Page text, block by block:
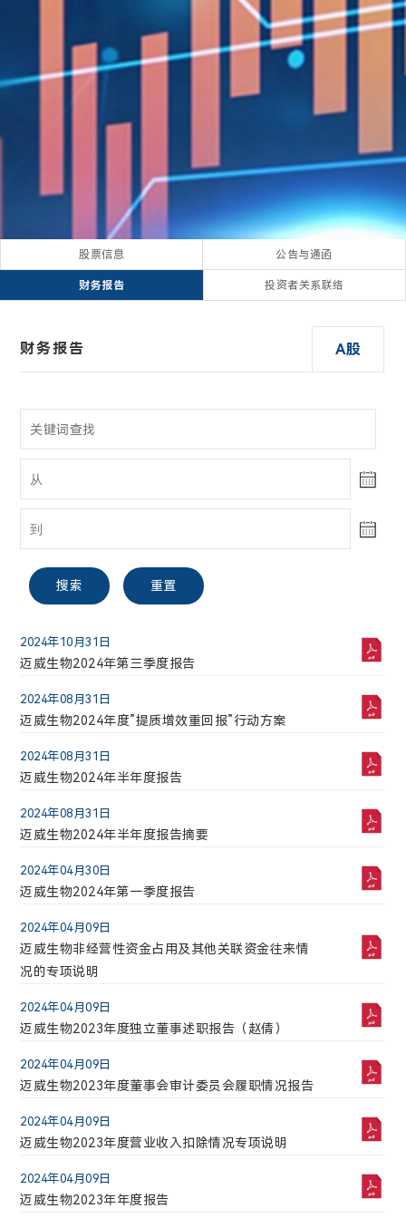
股票信息 公告与通函
财务报告 投资者关系联络
股票信息
迈威生物【688062】
30.51
最高
30.64
141101.7
2026-08-09 10:29:03
公告与通函 A股
迈威生物自愿披露关于9MW2821在2026年美国临
床肿瘤学会（ASCO）以口头报告和壁报形式报告最
新临床数据的公告
迈威生物自愿披露关于迈卫健®注射液增加适应症补
充申请获得批准的公告
迈威生物自愿披露关于9MW5211注射液临床试验申
请获得FDA许可的公告
2026年05月07日
迈威生物关于召开2026年第二次临时股东会的通知
2026年05月07日
迈威生物关于申请注册发行定向债务融资工具的公
2026年05月07日
财务报告 A股
搜索 重置
2024年10月31日
迈威生物2024年第三季度报告
2024年08月31日
迈威生物2024年度”提质增效重回报”行动方案
2024年08月31日
迈威生物2024年半年度报告
2024年08月31日
迈威生物2024年半年度报告摘要
2024年04月30日
迈威生物2024年第一季度报告
2024年04月09日
迈威生物非经营性资金占用及其他关联资金往来情
况的专项说明
2024年04月09日
迈威生物2023年度独立董事述职报告（赵倩）
2024年04月09日
迈威生物2023年度董事会审计委员会履职情况报告
2024年04月09日
迈威生物2023年度营业收入扣除情况专项说明
2024年04月09日
迈威生物2023年年度报告
投资者关系联络
电话:
ir@mabwell.com
公司地址: